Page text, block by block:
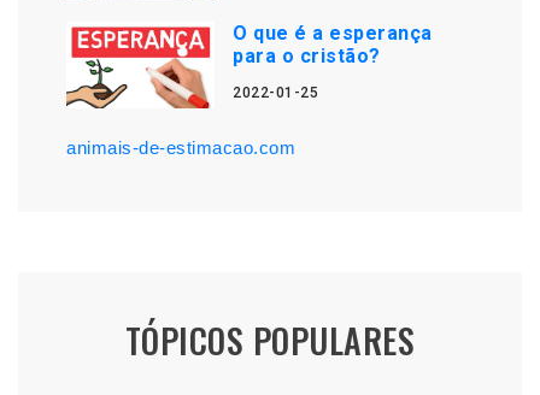
O que é a esperança
para o cristão?
2022-01-25
animais-de-estimacao.com
TÓPICOS POPULARES